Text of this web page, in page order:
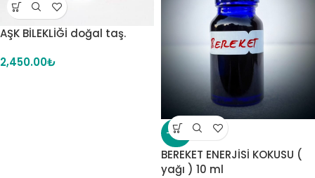
AŞK BİLEKLİĞİ doğal taş.
2,450.00₺
-29%
BEREKET ENERJİSİ KOKUSU (
yağı ) 10 ml